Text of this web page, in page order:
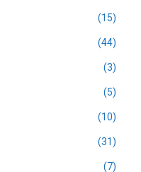
(15)
(44)
(3)
(5)
(10)
(31)
(7)